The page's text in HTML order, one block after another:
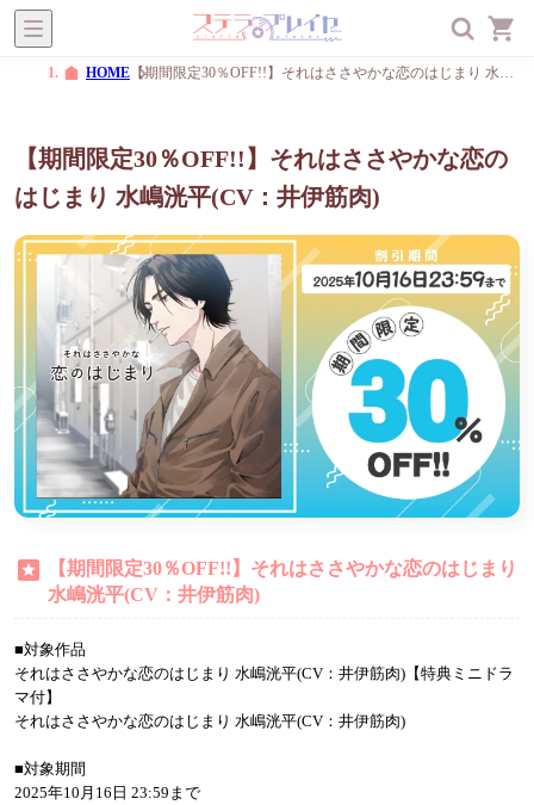
メニュー
ステラプレイヤー
BL 一般
HOME
【期間限定30％OFF!!】それはささやかな恋の
はじまり 水嶋洸平(CV：井伊筋肉)
【期間限定30％OFF!!】それはささやかな恋のはじまり
水嶋洸平(CV：井伊筋肉)
■対象作品
それはささやかな恋のはじまり 水嶋洸平(CV：井伊筋肉)【特典ミニドラ
マ付】
それはささやかな恋のはじまり 水嶋洸平(CV：井伊筋肉)
■対象期間
2025年10月16日 23:59まで